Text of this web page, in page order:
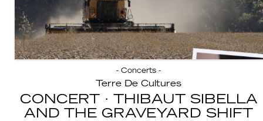
- Concerts -
Terre De Cultures
CONCERT · THIBAUT SIBELLA
AND THE GRAVEYARD SHIFT